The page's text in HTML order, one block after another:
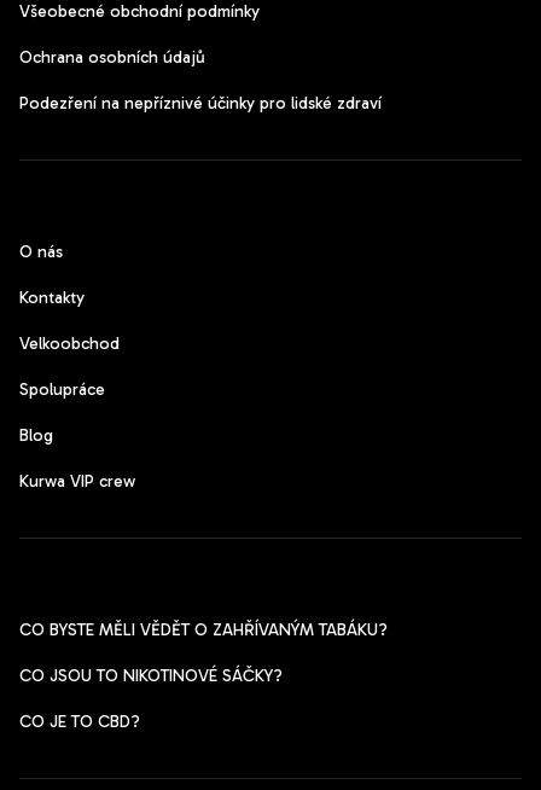
Všeobecné obchodní podmínky
Ochrana osobních údajů
Podezření na nepříznivé účinky pro lidské zdraví
O nás
Kontakty
Velkoobchod
Spolupráce
Blog
Kurwa VIP crew
CO BYSTE MĚLI VĚDĚT O ZAHŘÍVANÝM TABÁKU?
CO JSOU TO NIKOTINOVÉ SÁČKY?
CO JE TO CBD?